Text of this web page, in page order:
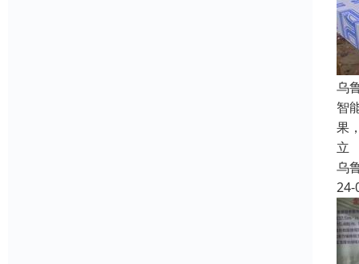
乌
智
果
立
乌
24-